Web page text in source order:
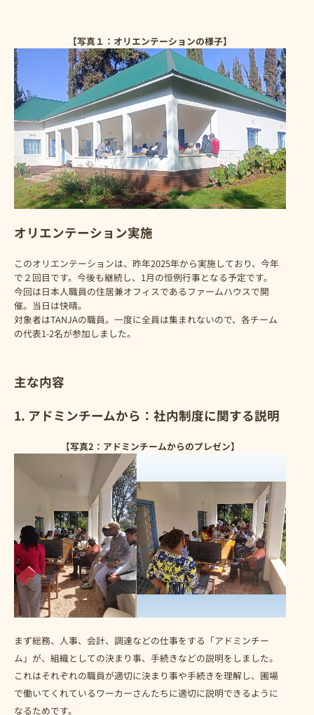
【写真１：オリエンテーションの様子】
オリエンテーション実施
このオリエンテーションは、昨年2025年から実施しており、今年
で２回目です。今後も継続し、1月の恒例行事となる予定です。
今回は日本人職員の住居兼オフィスであるファームハウスで開
催。当日は快晴。
対象者はTANJAの職員。一度に全員は集まれないので、各チーム
の代表1-2名が参加しました。
主な内容
1. アドミンチームから：社内制度に関する説明
【写真2：アドミンチームからのプレゼン】
まず総務、人事、会計、調達などの仕事をする「アドミンチー
ム」が、組織としての決まり事、手続きなどの説明をしました。
これはそれぞれの職員が適切に決まり事や手続きを理解し、圃場
で働いてくれているワーカーさんたちに適切に説明できるように
なるためです。